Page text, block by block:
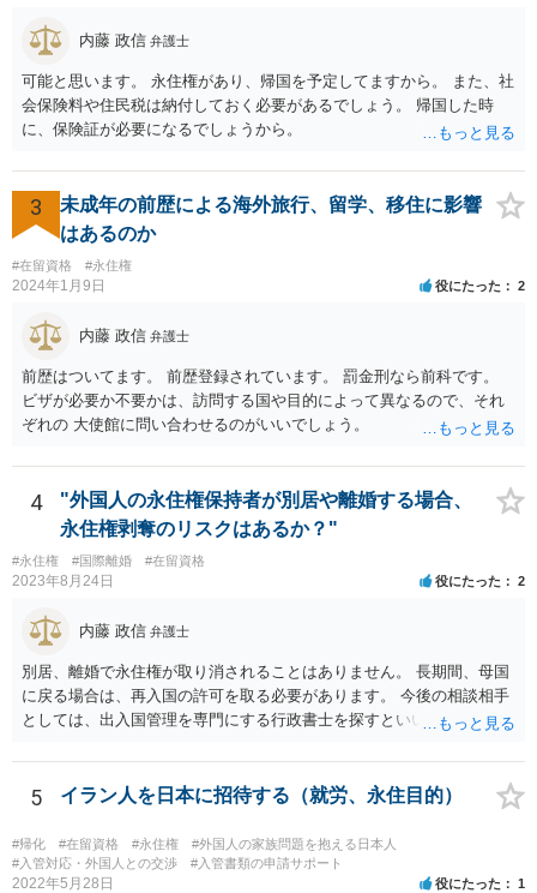
内藤 政信 弁護士
可能と思います。 永住権があり、帰国を予定してますから。 また、社
会保険料や住民税は納付しておく必要があるでしょう。 帰国した時
に、保険証が必要になるでしょうから。
3
未成年の前歴による海外旅行、留学、移住に影響
はあるのか
#在留資格 #永住権
2024年1月9日 役にたった 2
内藤 政信 弁護士
前歴はついてます。 前歴登録されています。 罰金刑なら前科です。
ビザが必要か不要かは、訪問する国や目的によって異なるので、それ
ぞれの 大使館に問い合わせるのがいいでしょう。
4
"外国人の永住権保持者が別居や離婚する場合、
永住権剥奪のリスクはあるか？"
#永住権 #国際離婚 #在留資格
2023年8月24日 役にたった 2
内藤 政信 弁護士
別居、離婚で永住権が取り消されることはありません。 長期間、母国
に戻る場合は、再入国の許可を取る必要があります。 今後の相談相手
としては、出入国管理を専門にする行政書士を探すといいでしょう。
5 イラン人を日本に招待する（就労、永住目的）
#帰化 #在留資格 #永住権
#外国人の家族問題を抱える日本人
#入管対応・外国人との交渉
#入管書類の申請サポート
2022年5月28日 役にたった 1